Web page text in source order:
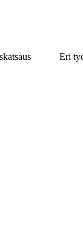
Eri